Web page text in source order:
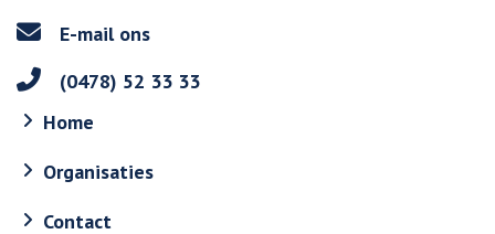
E-mail ons
(0478) 52 33 33
Home
Organisaties
Contact